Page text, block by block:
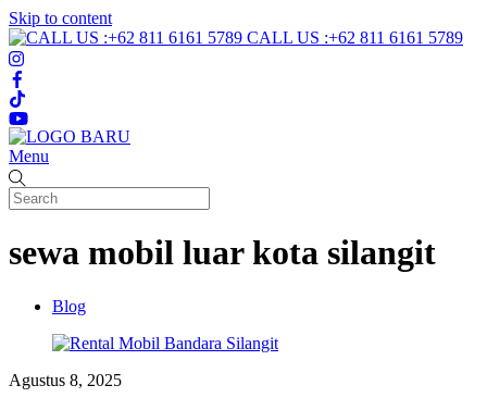
Skip to content
CALL US :+62 811 6161 5789
Menu
sewa mobil luar kota silangit
Blog
Agustus 8, 2025